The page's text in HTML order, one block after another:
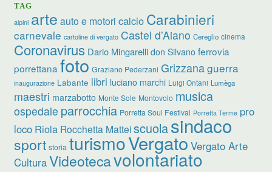
TAG
alpini arte auto e motori calcio Carabinieri
carnevale cartoline di vergato Castel d’Aiano Cereglio cinema
Coronavirus Dario Mingarelli don Silvano ferrovia
porrettana foto Graziano Pederzani Grizzanaguerra
inaugurazione Labante libri luciano marchi Luigi Ontani Lumèga
maestri marzabotto Monte Sole Montovolo musica
ospedale parrocchia Porretta Soul Festival Porretta Terme pro
loco Riola Rocchetta Matteiscuolasindaco
sport storia turismoVergato Vergato Arte
CulturaVideotecavolontariato